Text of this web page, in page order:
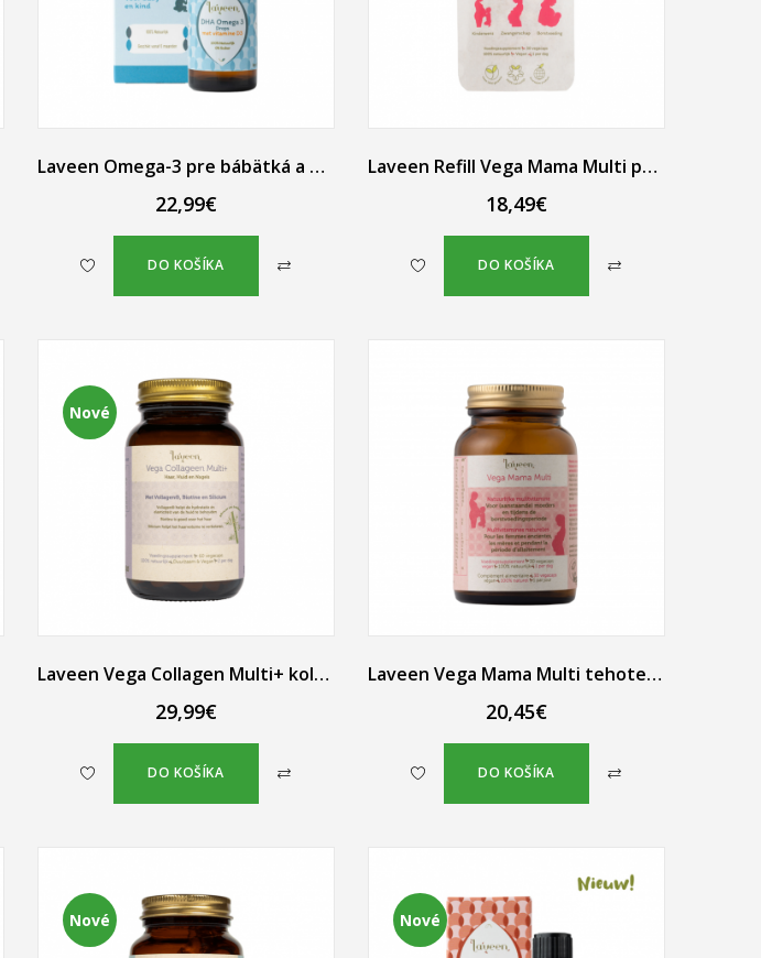
Laveen Omega-3 pre bábätká a deti kvapky s vitamínom D3 30 ml
22,99€
DO KOŠÍKA
Laveen Refill Vega Mama Multi pre tehotné, náhradná náplň 30 ks
18,49€
DO KOŠÍKA
Nové
Laveen Vega Collagen Multi+ kolagén pre vlasy, pokožku a nechty, 60 vegakapsúl
29,99€
DO KOŠÍKA
Laveen Vega Mama Multi tehotenské vitamíny s aktívnou kyselinou listovou 30 vegánskych kapsúl
20,45€
DO KOŠÍKA
Nové Nové